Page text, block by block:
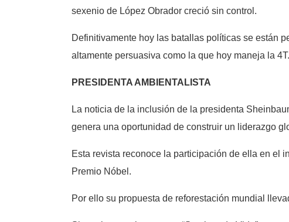
sexenio de López Obrador creció sin control.
Definitivamente hoy las batallas políticas se están
altamente persuasiva como la que hoy maneja la 4T.
PRESIDENTA AMBIENTALISTA
La noticia de la inclusión de la presidenta
genera una oportunidad de construir un liderazgo
Esta revista reconoce la participación de ella en el
Premio Nóbel.
Por ello su propuesta de reforestación mundial